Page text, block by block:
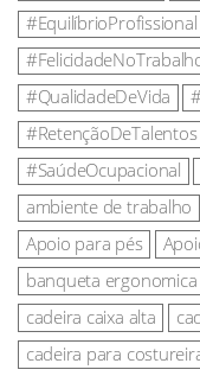
#EquilíbrioProfissional
#QualidadeDeVida
#RetençãoDeTalentos
#SaúdeOcupacional
ambiente de trabalho
Apoio para pés
banqueta ergonomica
cadeira caixa alta
cadeira para